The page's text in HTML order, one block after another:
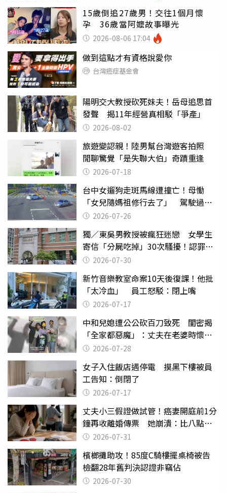
15歲倒追27歲男！交往1個月懷
孕 36歲當阿嬤故事曝光
2026-08-06 17:04
做到這點才有資格說愛你
台灣癌症基金會
陽明交大教授砍死妹夫！岳母追思首
發聲 揭11年經營真相駁「爭產」
2026-08-02
旅遊變認親！陸男幫台灣遊客拍照
閒聊驚覺「是失聯大伯」奇蹟重逢
2026-07-18
台中女遛狗走斑馬線遭撞亡！母慟
「女兒隨媽祖修行去了」 駕駛過失
致死判9月
2026-07-26
獨／東吳男教授被瘋狂迷戀 女學生
寄信「分屍吃掉」30次騷擾！認罪免
關 2026-07-30
新竹音樂教室命案10天後復課！他批
「太冷血」 員工怒駁：閉上嘴
2026-07-17
中和兒媳遭公公砍百刀致死 閨密揭
「全家都惡魔」：丈夫在老婆時懷孕
摔東西
2026-07-28
女子入住飯店遇停電 摸黑下樓被員
工告知：倒閉了
2026-07-17
丈夫小三假證做試管！癌妻開庭前1分
鐘再收離婚傳票 她崩潰：比八點檔
還扯2026-07-31
檳榔攤助攻！85度C騎樓擺桌椅被告
檢翻28年舊判決認證非竊佔
2026-07-30